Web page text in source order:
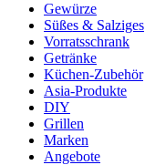
Gewürze
Süßes & Salziges
Vorratsschrank
Getränke
Küchen-Zubehör
Asia-Produkte
DIY
Grillen
Marken
Angebote